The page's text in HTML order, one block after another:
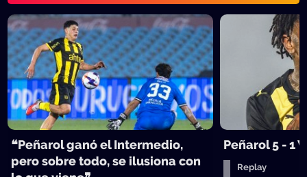
❝Peñarol ganó el Intermedio,
pero sobre todo, se ilusiona con
Peñarol 5 - 1
Replay